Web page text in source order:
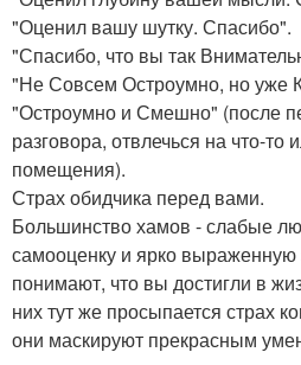
"Оценил вашу шутку. Спасибо".
"Спасибо, что вы так
"Не Совсем Остроумно, но уже
"Остроумно и Смешно" (после
разговора, отвлечься на что-то
помещения).
Страх обидчика перед вами.
Большинство хамов - слабые
самооценку и ярко выраженную
понимают, что вы достигли в
них тут же просыпается страх
они маскируют прекрасным